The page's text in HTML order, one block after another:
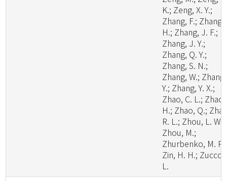
K.; Zeng, X. Y.;
Zhang, F.; Zhang,
H.; Zhang, J. F.;
Zhang, J. Y.;
Zhang, Q. Y.;
Zhang, S. N.;
Zhang, W.; Zhang,
Y.; Zhang, Y. X.;
Zhao, C. L.; Zhao,
H.; Zhao, Q.;
R. L.; Zhou, L. W.;
Zhou, M.;
Zhurbenko, M. P.;
Zin, H. H.;
L.